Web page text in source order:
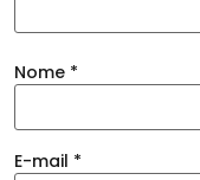
Nome *
E-mail *